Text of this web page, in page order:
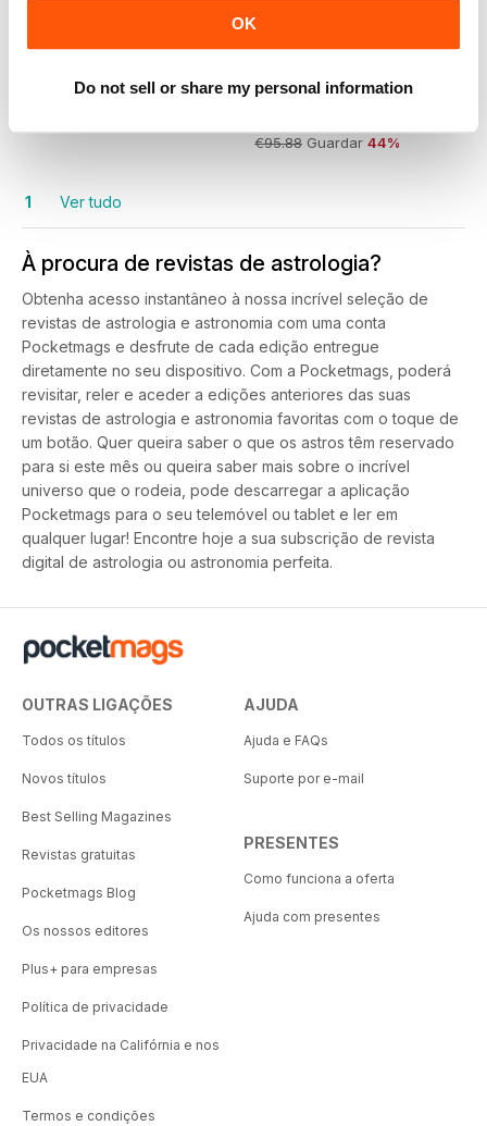
OK
Do not sell or share my personal information
Comprar para€4,99
Annual Subscription para
€95.88 Guardar 44%
1 Ver tudo
À procura de revistas de astrologia?
Obtenha acesso instantâneo à nossa incrível seleção de
revistas de astrologia e astronomia com uma conta
Pocketmags e desfrute de cada edição entregue
diretamente no seu dispositivo. Com a Pocketmags, poderá
revisitar, reler e aceder a edições anteriores das suas
revistas de astrologia e astronomia favoritas com o toque de
um botão. Quer queira saber o que os astros têm reservado
para si este mês ou queira saber mais sobre o incrível
universo que o rodeia, pode descarregar a aplicação
Pocketmags para o seu telemóvel ou tablet e ler em
qualquer lugar! Encontre hoje a sua subscrição de revista
digital de astrologia ou astronomia perfeita.
OUTRAS LIGAÇÕES
Todos os títulos
Novos títulos
Best Selling Magazines
Revistas gratuitas
Pocketmags Blog
Os nossos editores
Plus+ para empresas
Política de privacidade
Privacidade na Califórnia e nos
EUA
Termos e condições
AJUDA
Ajuda e FAQs
Suporte por e-mail
PRESENTES
Como funciona a oferta
Ajuda com presentes